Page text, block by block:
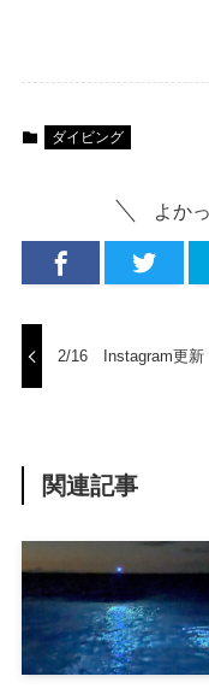
ダイビング
よか
2/16 Instagram更新
関連記事